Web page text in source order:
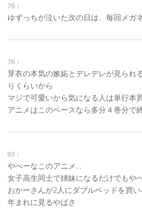
76：
ゆずっちが泣いた次の日は、毎回メガ
78：
芽衣の本気の嫉妬とデレデレが見られ
りくらいから
マジで可愛いから気になる人は単行本
アニメはこのペースなら多分４巻分で
93：
やべーなこのアニメ…
女子高生同士で姉妹になるだけでもや
おかーさんが2人にダブルベッドを買
年まれに見るやばさ